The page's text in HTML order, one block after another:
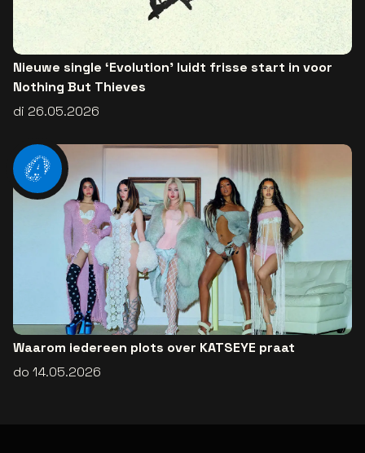
Nieuwe single ‘Evolution’ luidt frisse start in voor
Nothing But Thieves
di 26.05.2026
Waarom iedereen plots over KATSEYE praat
do 14.05.2026